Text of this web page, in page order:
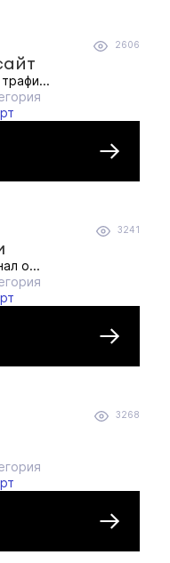
2606
3241
о...
3268